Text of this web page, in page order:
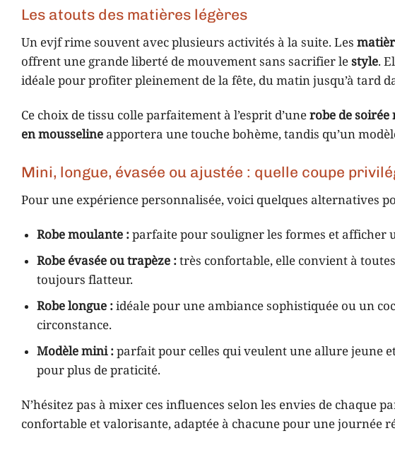
Les atouts des matières légères
Un evjf rime souvent avec plusieurs activités à la suite. Les
offrent une grande liberté de mouvement sans sacrifier lestyle.
idéale pour profiter pleinement de la fête, du matin jusqu’à tard
Ce choix de tissu colle parfaitement à l’esprit d’unerobe de soirée
en mousselineapportera une touche bohème, tandis qu’un
Mini, longue, évasée ou ajustée : quelle coupe
Pour une expérience personnalisée, voici quelques alternatives
Robe moulante :parfaite pour souligner les formes et afficher
Robe évasée ou trapèze :très confortable, elle convient à
toujours flatteur.
Robe longue :idéale pour une ambiance sophistiquée ou un
circonstance.
Modèle mini :parfait pour celles qui veulent une allure jeune
pour plus de praticité.
N’hésitez pas à mixer ces influences selon les envies de chaque
confortable et valorisante, adaptée à chacune pour une journée